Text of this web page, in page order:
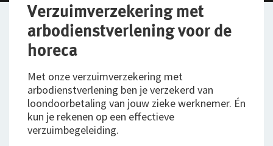
Rechtsbijstandverzekering
Bedrijfsgebouwenverzekering
Inventaris/Goederen­verzekering
Bestelautoverzekering
Zakelijke personenautoverzekering
Bekijk alle zakelijke verzekeringen
Verzuimverzekering met
arbodienstverlening voor de
horeca
Met onze verzuimverzekering met
arbodienstverlening ben je verzekerd van
loondoorbetaling van jouw zieke werknemer. Én
kun je rekenen op een effectieve
verzuimbegeleiding.